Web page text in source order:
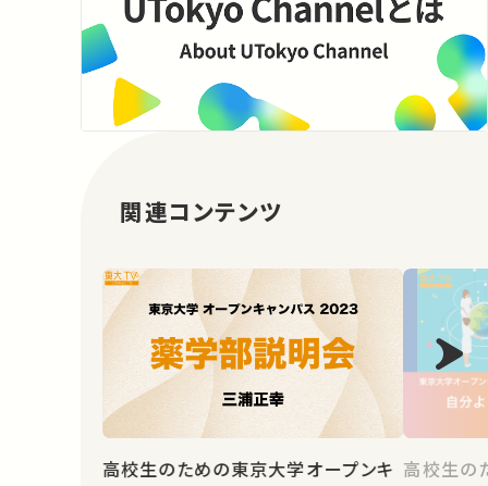
関連コンテンツ
高校生のための東京大学オープンキ 高校生の